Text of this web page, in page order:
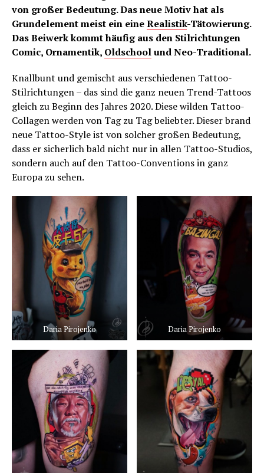
von großer Bedeutung. Das neue Motiv hat als
Grundelement meist ein eineRealistik-Tätowierung.
Das Beiwerk kommt häufig aus den Stilrichtungen
Comic, Ornamentik, Oldschoolund Neo-Traditional.
Knallbunt und gemischt aus verschiedenen Tattoo-
Stilrichtungen – das sind die ganz neuen Trend-Tattoos
gleich zu Beginn des Jahres 2020. Diese wilden Tattoo-
Collagen werden von Tag zu Tag beliebter. Dieser brand
neue Tattoo-Style ist von solcher großen Bedeutung,
dass er sicherlich bald nicht nur in allen Tattoo-Studios,
sondern auch auf den Tattoo-Conventions in ganz
Europa zu sehen.
Daria Pirojenko Daria Pirojenko